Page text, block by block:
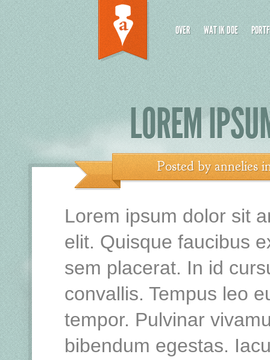
OVER WAT IK DOE
LOREM
Posted byannelies
Lorem ipsum dolor sit
elit. Quisque faucibus
sem placerat. In id
convallis. Tempus leo
tempor. Pulvinar
bibendum egestas.